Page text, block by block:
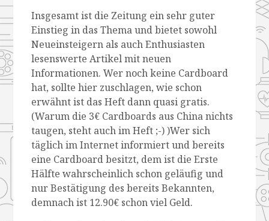
Insgesamt ist die Zeitung ein sehr guter
Einstieg in das Thema und bietet sowohl
Neueinsteigern als auch Enthusiasten
lesenswerte Artikel mit neuen
Informationen. Wer noch keine Cardboard
hat, sollte hier zuschlagen, wie schon
erwähnt ist das Heft dann quasi gratis.
(Warum die 3€ Cardboards aus China nichts
taugen, steht auch im Heft ;-) )Wer sich
täglich im Internet informiert und bereits
eine Cardboard besitzt, dem ist die Erste
Hälfte wahrscheinlich schon geläufig und
nur Bestätigung des bereits Bekannten,
demnach ist 12.90€ schon viel Geld.